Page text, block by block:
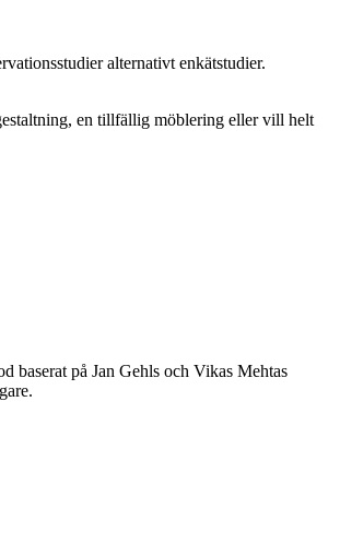
alternativt enkätstudier.
en tillfällig möblering eller vill helt
baserat på Jan Gehls och Vikas Mehtas